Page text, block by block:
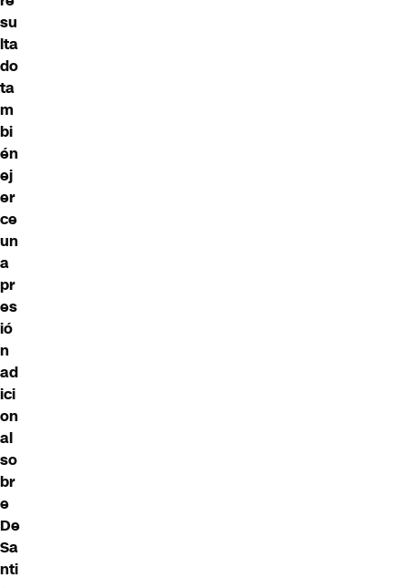
su
lta
do
ta
m
bi
én
ej
er
ce
un
a
pr
es
ió
n
ad
ici
on
al
so
br
e
De
Sa
nti